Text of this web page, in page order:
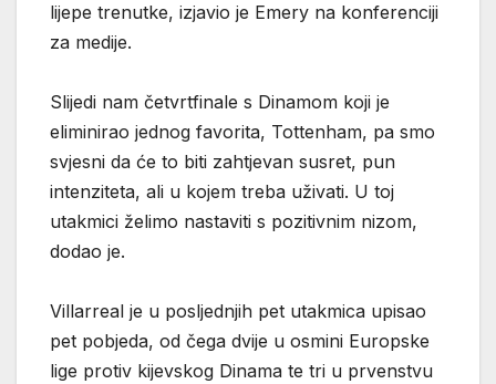
lijepe trenutke, izjavio je Emery na konferenciji
za medije.
Slijedi nam četvrtfinale s Dinamom koji je
eliminirao jednog favorita, Tottenham, pa smo
svjesni da će to biti zahtjevan susret, pun
intenziteta, ali u kojem treba uživati. U toj
utakmici želimo nastaviti s pozitivnim nizom,
dodao je.
Villarreal je u posljednjih pet utakmica upisao
pet pobjeda, od čega dvije u osmini Europske
lige protiv kijevskog Dinama te tri u prvenstvu